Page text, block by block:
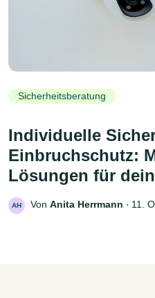
Sicherheitsberatung
Individuelle
Einbruchschutz:
Lösungen für
AH Von Anita Herrmann ‧ 11.